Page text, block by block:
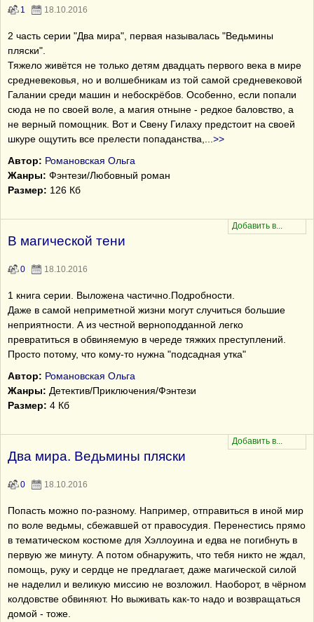
1 18.10.2016
2 часть серии "Два мира", первая называлась "Ведьмины
пляски".
Тяжело живётся не только детям двадцать первого века в мире
средневековья, но и волшебникам из той самой средневековой
Галании среди машин и небоскрёбов. Особенно, если попали
сюда не по своей воле, а магия отныне - редкое баловство, а
не верный помощник. Вот и Свену Гилаху предстоит на своей
шкуре ощутить все прелести попаданства,
>>
Автор: Романовская Ольга
Жанры: Фэнтези/Любовный роман
Размер: 126 Кб
В магической тени
0 18.10.2016
1 книга серии. Выложена частично.Подробности.
Даже в самой неприметной жизни могут случиться большие
неприятности. А из честной верноподданной легко
превратиться в обвиняемую в череде тяжких преступлений.
Просто потому, что кому-то нужна "подсадная утка"
Автор: Романовская Ольга
Жанры: Детектив/Приключения/Фэнтези
Размер: 4 Кб
Два мира. Ведьмины пляски
0 18.10.2016
Попасть можно по-разному. Например, отправиться в иной мир
по воле ведьмы, сбежавшей от правосудия. Перенестись прямо
в тематическом костюме для Хэллоуина и едва не погибнуть в
первую же минуту. А потом обнаружить, что тебя никто не ждал,
помощь, руку и сердце не предлагает, даже магической силой
не наделил и великую миссию не возложил. Наоборот, в чёрном
колдовстве обвиняют. Но выживать как-то надо и возвращаться
домой - тоже.